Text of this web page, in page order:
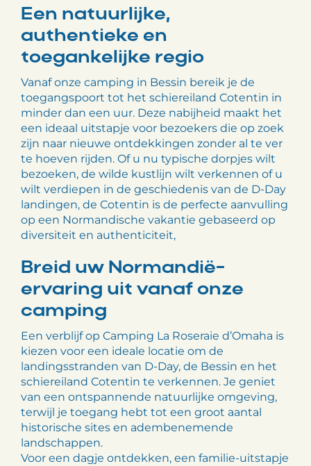
Een natuurlijke,
authentieke en
toegankelijke regio
Vanaf onze camping in Bessin bereik je de
toegangspoort tot het schiereiland Cotentin in
minder dan een uur. Deze nabijheid maakt het
een ideaal uitstapje voor bezoekers die op zoek
zijn naar nieuwe ontdekkingen zonder al te ver
te hoeven rijden. Of u nu typische dorpjes wilt
bezoeken, de wilde kustlijn wilt verkennen of u
wilt verdiepen in de geschiedenis van de D-Day
landingen, de Cotentin is de perfecte aanvulling
op een Normandische vakantie gebaseerd op
diversiteit en authenticiteit,
Breid uw Normandië-
ervaring uit vanaf onze
camping
Een verblijf op Camping La Roseraie d’Omaha is
kiezen voor een ideale locatie om de
landingsstranden van D-Day, de Bessin en het
schiereiland Cotentin te verkennen. Je geniet
van een ontspannende natuurlijke omgeving,
terwijl je toegang hebt tot een groot aantal
historische sites en adembenemende
landschappen.
Voor een dagje ontdekken, een familie-uitstapje